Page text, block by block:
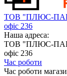
ТОВ "ПЛЮС-ПАК
офіс 236
Наша адреса:
ТОВ "ПЛЮС-ПАК
офіс 236
Час роботи
Час роботи